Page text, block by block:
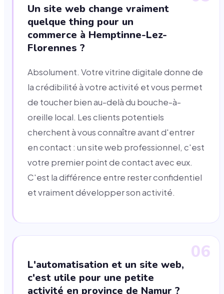
Un site web change vraiment
quelque thing pour un
commerce à Hemptinne-Lez-
Florennes ?
Absolument. Votre vitrine digitale donne de
la crédibilité à votre activité et vous permet
de toucher bien au-delà du bouche-à-
oreille local. Les clients potentiels
cherchent à vous connaître avant d'entrer
en contact : un site web professionnel, c'est
votre premier point de contact avec eux.
C'est la différence entre rester confidentiel
et vraiment développer son activité.
06
L'automatisation et un site web,
c'est utile pour une petite
activité en province de Namur ?